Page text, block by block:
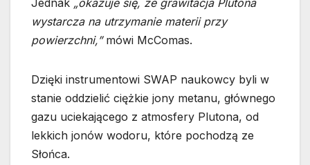
Jednak „okazuje się, że grawitacja Plutona
wystarcza na utrzymanie materii przy
powierzchni,”mówi McComas.
Dzięki instrumentowi SWAP naukowcy byli w
stanie oddzielić ciężkie jony metanu, głównego
gazu uciekającego z atmosfery Plutona, od
lekkich jonów wodoru, które pochodzą ze
Słońca.